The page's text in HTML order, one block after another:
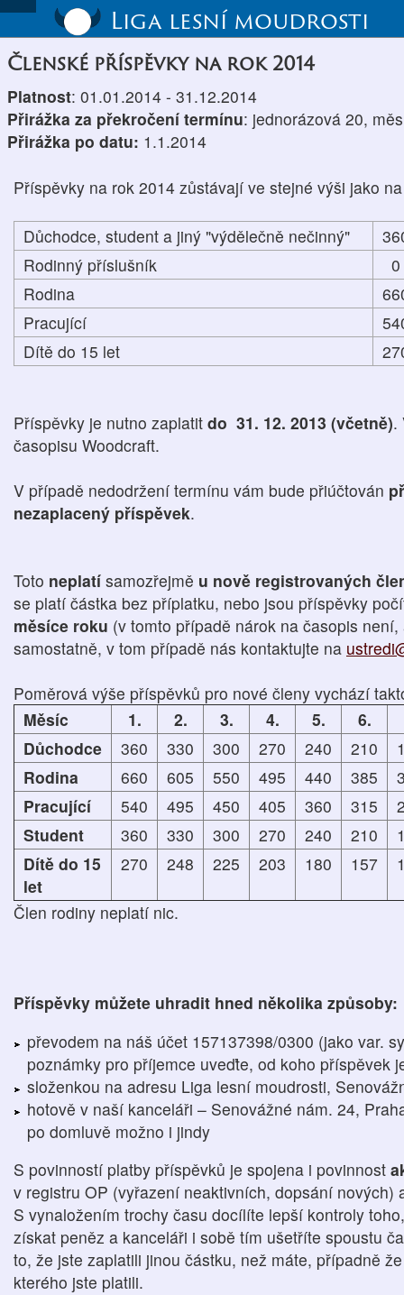
Liga lesní moudrosti
Členské příspěvky na rok 2014
Platnost: 01.01.2014 - 31.12.2014
Přirážka za překročení termínu: jednorázová 20,
Přirážka po datu: 1.1.2014
Příspěvky na rok 2014 zůstávají ve stejné výši jako
Důchodce, student a jiný "výdělečně nečinný"
Rodinný příslušník
0
Rodina
Pracující
Dítě do 15 let
Příspěvky je nutno zaplatit do 31. 12. 2013 (včetně).
časopisu Woodcraft.
V případě nedodržení termínu vám bude přiúčtován
nezaplacený příspěvek.
Toto neplatí samozřejmě u nově registrovaných
se platí částka bez příplatku, nebo jsou příspěvky
měsíce roku (v tomto případě nárok na časopis
samostatně, v tom případě nás kontaktujte na
Poměrová výše příspěvků pro nové členy vychází
Měsíc
1. 2. 3. 4. 5. 6.
Důchodce
360 330 300 270 240 210
Rodina
660 605 550 495 440 385
Pracující
540 495 450 405 360 315
Student
360 330 300 270 240 210
Dítě do 15
let
270 248 225 203 180 157
Člen rodiny neplatí nic.
Příspěvky můžete uhradit hned několika způsoby:
převodem na náš účet 157137398/0300 (jako var.
poznámky pro příjemce uveďte, od koho příspěvek
složenkou na adresu Liga lesní moudrosti,
hotově v naší kanceláři – Senovážné nám. 24,
po domluvě možno i jindy
S povinností platby příspěvků je spojena i povinnost
v registru OP (vyřazení neaktivních, dopsání nových)
S vynaložením trochy času docílíte lepší kontroly
získat peněz a kanceláři i sobě tím ušetříte spoustu
to, že jste zaplatili jinou částku, než máte, případně
kterého jste platili.